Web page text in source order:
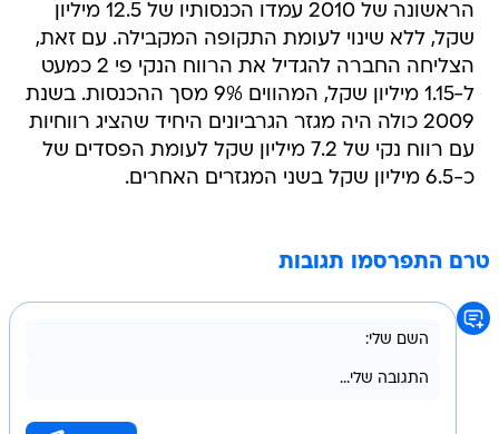
הראשונה של 2010 עמדו הכנסותיו של 12.5 מיליון
שקל, ללא שינוי לעומת התקופה המקבילה. עם זאת,
הצליחה החברה להגדיל את הרווח הנקי פי 2 כמעט
ל-1.15 מיליון שקל, המהווים 9% מסך ההכנסות. בשנת
2009 כולה היה מגזר הגרביונים היחיד שהציג רווחיות
עם רווח נקי של 7.2 מיליון שקל לעומת הפסדים של
כ-6.5 מיליון שקל בשני המגזרים האחרים.
טרם התפרסמו תגובות